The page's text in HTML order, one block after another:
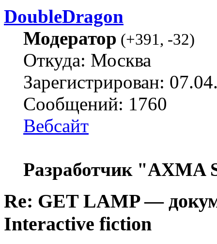
DoubleDragon
Модератор (+391, -32)
Откуда: Москва
Зарегистрирован:
Сообщений: 1760
Вебсайт
Разработчик "AXMA
Re: GET LAMP —
Interactive fiction